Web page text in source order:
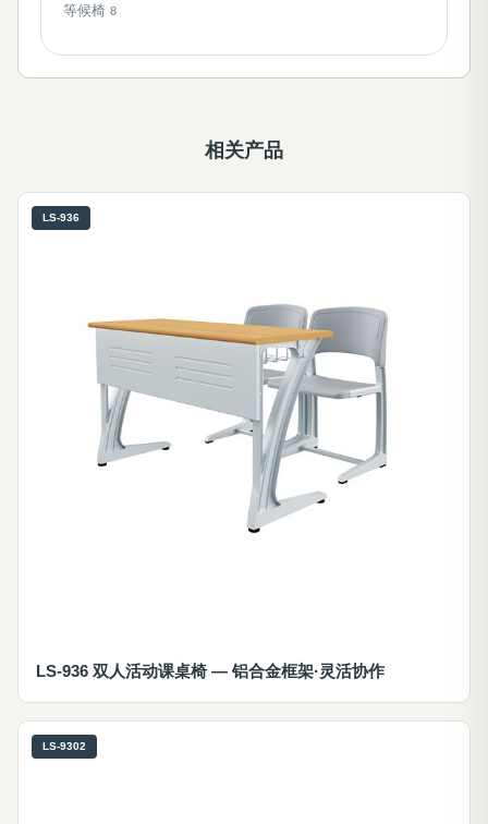
等候椅 8
相关产品
LS-936
LS-936 双人活动课桌椅 — 铝合金框架·灵活协作
LS-9302